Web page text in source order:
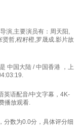
演,主要演员有：周天阳,
哲,程籽橙,罗晟成.影片故
中国大陆 / 中国香港 ，上
英语配音/中文字幕，4K-
播放观看.
分数为0.0分，具体评分细